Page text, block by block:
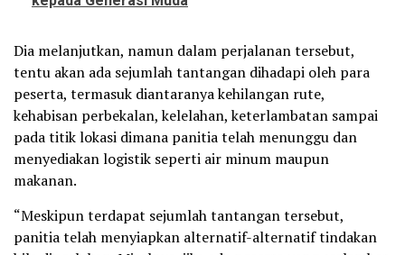
Dia melanjutkan, namun dalam perjalanan tersebut,
tentu akan ada sejumlah tantangan dihadapi oleh para
peserta, termasuk diantaranya kehilangan rute,
kehabisan perbekalan, kelelahan, keterlambatan sampai
pada titik lokasi dimana panitia telah menunggu dan
menyediakan logistik seperti air minum maupun
makanan.
“Meskipun terdapat sejumlah tantangan tersebut,
panitia telah menyiapkan alternatif-alternatif tindakan